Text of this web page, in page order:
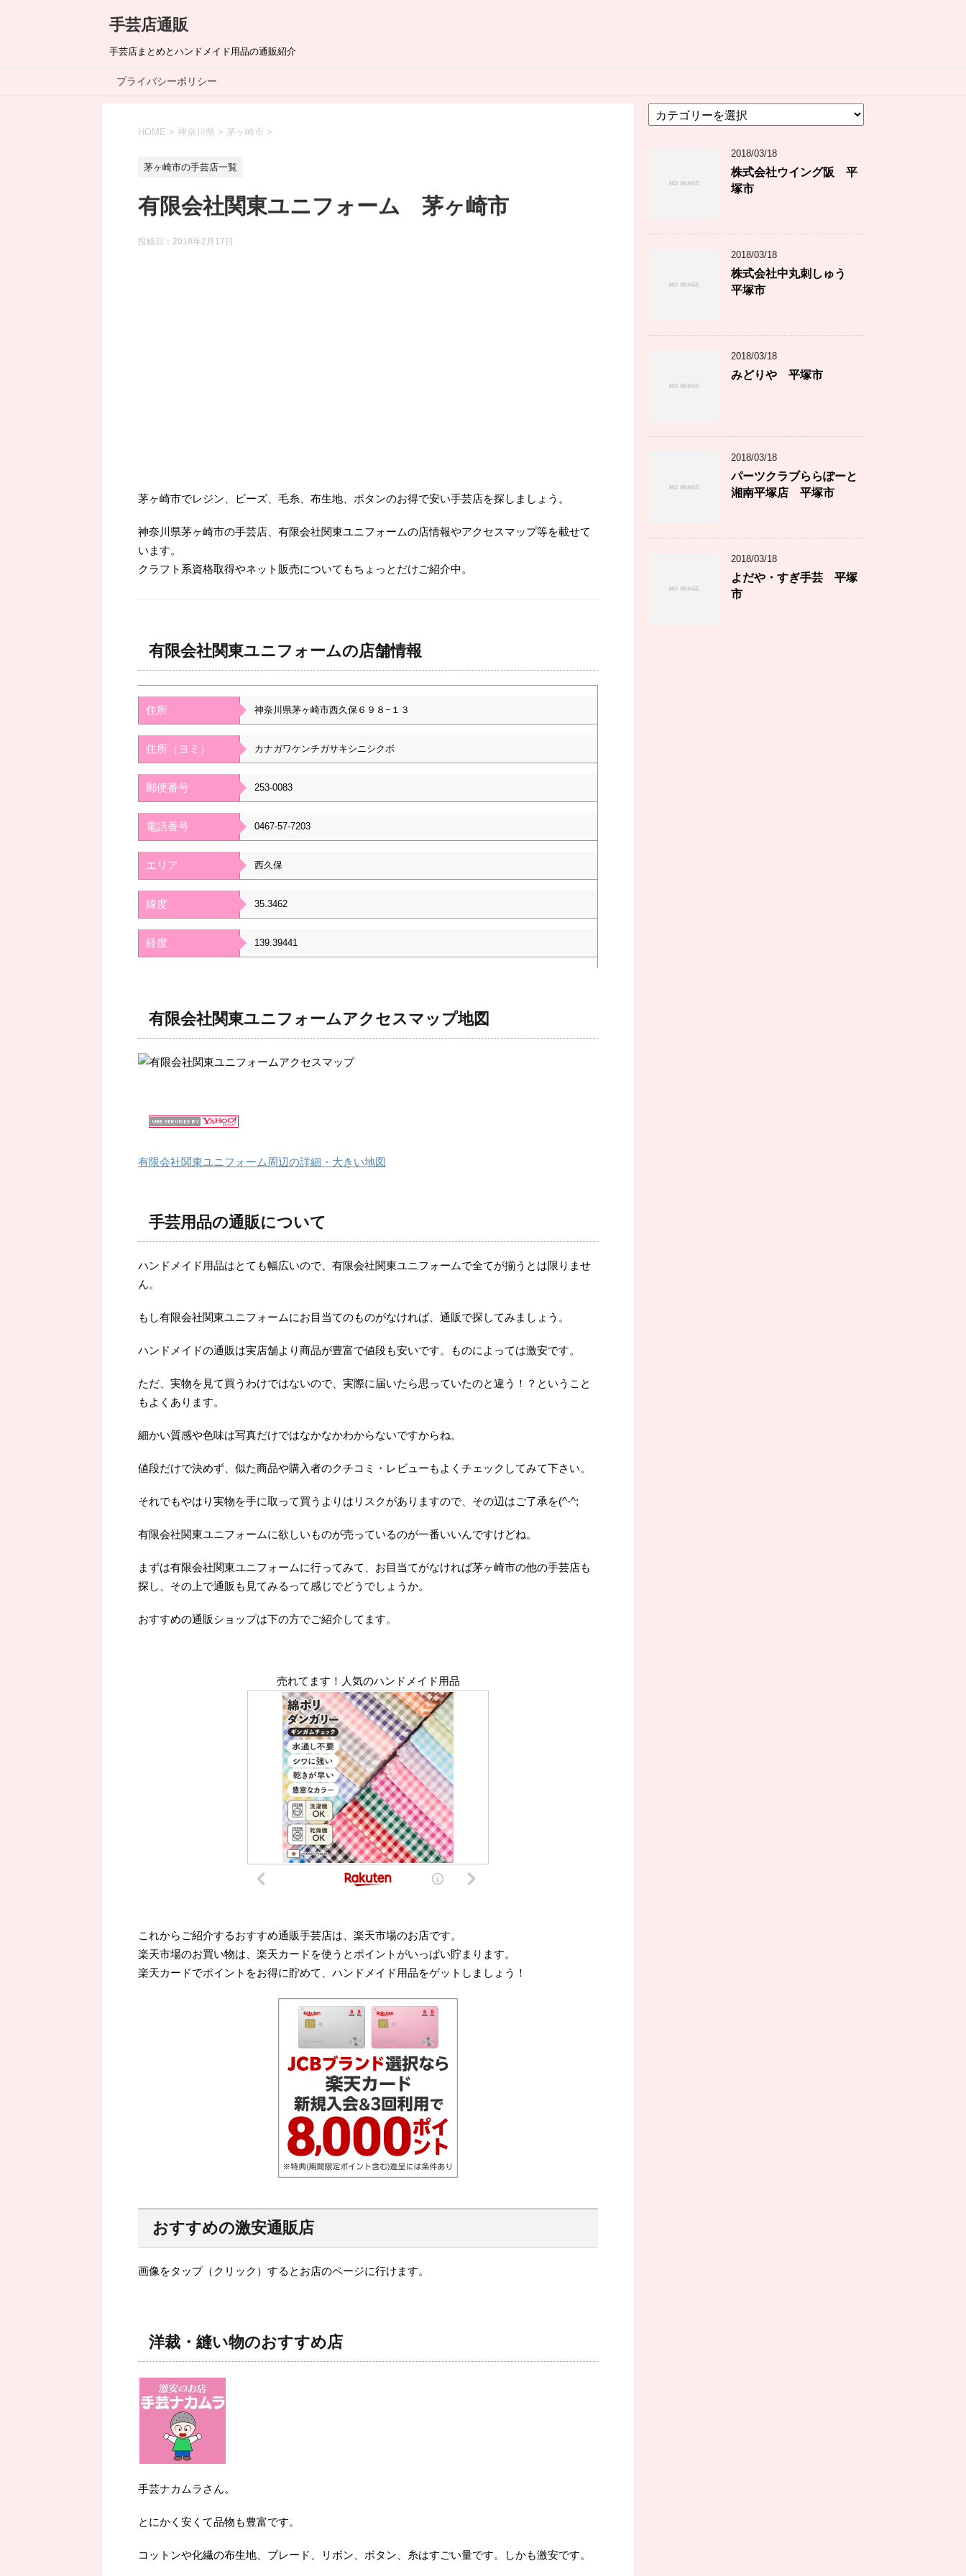
手芸店通販
手芸店まとめとハンドメイド用品の通販紹介
プライバシーポリシー
HOME > 神奈川県 > 茅ヶ崎市 >
茅ヶ崎市の手芸店一覧
有限会社関東ユニフォーム 茅ヶ崎市
投稿日： 2018年2月17日
茅ヶ崎市でレジン、ビーズ、毛糸、布生地、ボタンのお得で安い手芸店を探しましょう。
神奈川県茅ヶ崎市の手芸店、有限会社関東ユニフォームの店情報やアクセスマップ等を載せて
います。
クラフト系資格取得やネット販売についてもちょっとだけご紹介中。
有限会社関東ユニフォームの店舗情報
住所 神奈川県茅ヶ崎市西久保６９８−１３
住所（ヨミ） カナガワケンチガサキシニシクボ
郵便番号 253-0083
電話番号 0467-57-7203
エリア 西久保
緯度 35.3462
経度 139.39441
有限会社関東ユニフォームアクセスマップ地図
有限会社関東ユニフォーム周辺の詳細・大きい地図
手芸用品の通販について
ハンドメイド用品はとても幅広いので、有限会社関東ユニフォームで全てが揃うとは限りませ
ん。
もし有限会社関東ユニフォームにお目当てのものがなければ、通販で探してみましょう。
ハンドメイドの通販は実店舗より商品が豊富で値段も安いです。ものによっては激安です。
ただ、実物を見て買うわけではないので、実際に届いたら思っていたのと違う！？ということ
もよくあります。
細かい質感や色味は写真だけではなかなかわからないですからね。
値段だけで決めず、似た商品や購入者のクチコミ・レビューもよくチェックしてみて下さい。
それでもやはり実物を手に取って買うよりはリスクがありますので、その辺はご了承を(^-^;
有限会社関東ユニフォームに欲しいものが売っているのが一番いいんですけどね。
まずは有限会社関東ユニフォームに行ってみて、お目当てがなければ茅ヶ崎市の他の手芸店も
探し、その上で通販も見てみるって感じでどうでしょうか。
おすすめの通販ショップは下の方でご紹介してます。
売れてます！人気のハンドメイド用品
これからご紹介するおすすめ通販手芸店は、楽天市場のお店です。
楽天市場のお買い物は、楽天カードを使うとポイントがいっぱい貯まります。
楽天カードでポイントをお得に貯めて、ハンドメイド用品をゲットしましょう！
おすすめの激安通販店
画像をタップ（クリック）するとお店のページに行けます。
洋裁・縫い物のおすすめ店
手芸ナカムラさん。
とにかく安くて品物も豊富です。
コットンや化繊の布生地、ブレード、リボン、ボタン、糸はすごい量です。しかも激安です。
テ
2018/03/18
株式会社ウイング阪 平
塚市
2018/03/18
株式会社中丸刺しゅう
平塚市
2018/03/18
みどりや 平塚市
2018/03/18
パーツクラブららぽーと
湘南平塚店 平塚市
2018/03/18
よだや・すぎ手芸 平塚
市